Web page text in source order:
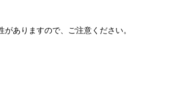
ありますので、ご注意ください。